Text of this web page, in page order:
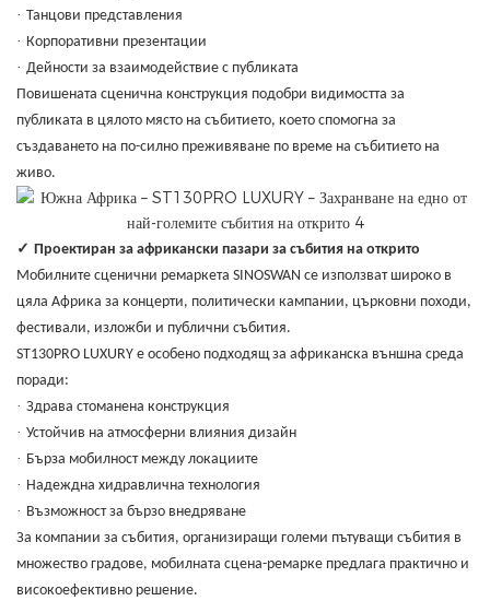
· Танцови представления
· Корпоративни презентации
· Дейности за взаимодействие с публиката
Повишената сценична конструкция подобри видимостта за
публиката в цялото място на събитието, което спомогна за
създаването на по-силно преживяване по време на събитието на
живо.
✓ Проектиран за африкански пазари за събития на открито
Мобилните сценични ремаркета SINOSWAN се използват широко в
цяла Африка за концерти, политически кампании, църковни походи,
фестивали, изложби и публични събития.
ST130PRO LUXURY е особено подходящ за африканска външна среда
поради:
· Здрава стоманена конструкция
· Устойчив на атмосферни влияния дизайн
· Бърза мобилност между локациите
· Надеждна хидравлична технология
· Възможност за бързо внедряване
За компании за събития, организиращи големи пътуващи събития в
множество градове, мобилната сцена-ремарке предлага практично и
високоефективно решение.